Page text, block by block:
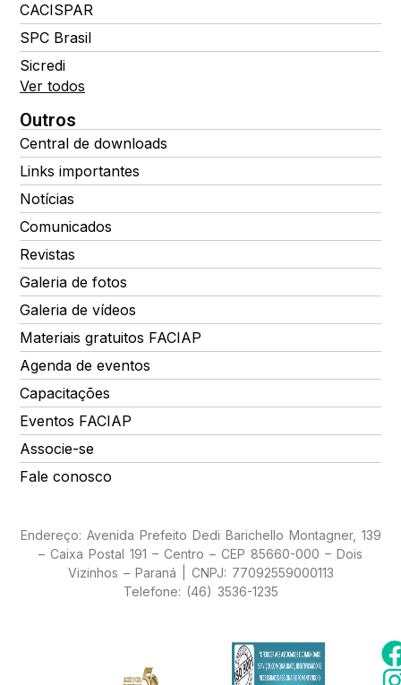
CACISPAR
SPC Brasil
Sicredi
Ver todos
Outros
Central de downloads
Links importantes
Notícias
Comunicados
Revistas
Galeria de fotos
Galeria de vídeos
Materiais gratuitos FACIAP
Agenda de eventos
Capacitações
Eventos FACIAP
Associe-se
Fale conosco
Endereço: Avenida Prefeito Dedi Barichello Montagner, 139
– Caixa Postal 191 – Centro – CEP 85660-000 – Dois
Vizinhos – Paraná | CNPJ: 77092559000113
Telefone: (46) 3536-1235